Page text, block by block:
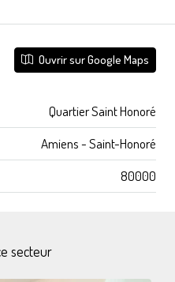
Ouvrir sur Google Maps
Quartier Saint Honoré
Amiens - Saint-Honoré
80000
secteur